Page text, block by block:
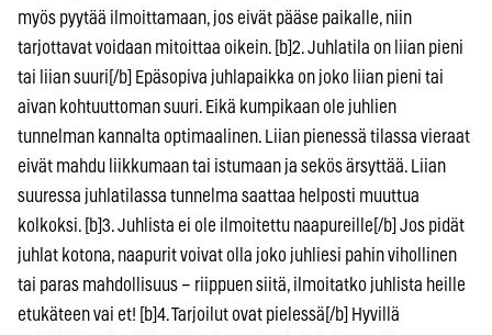
myös pyytää ilmoittamaan, jos eivät pääse paikalle, niin
tarjottavat voidaan mitoittaa oikein. [b]2. Juhlatila on liian pieni
tai liian suuri[/b] Epäsopiva juhlapaikka on joko liian pieni tai
aivan kohtuuttoman suuri. Eikä kumpikaan ole juhlien
tunnelman kannalta optimaalinen. Liian pienessä tilassa vieraat
eivät mahdu liikkumaan tai istumaan ja sekös ärsyttää. Liian
suuressa juhlatilassa tunnelma saattaa helposti muuttua
kolkoksi. [b]3. Juhlista ei ole ilmoitettu naapureille[/b] Jos pidät
juhlat kotona, naapurit voivat olla joko juhliesi pahin vihollinen
tai paras mahdollisuus – riippuen siitä, ilmoitatko juhlista heille
etukäteen vai et! [b]4. Tarjoilut ovat pielessä[/b] Hyvillä